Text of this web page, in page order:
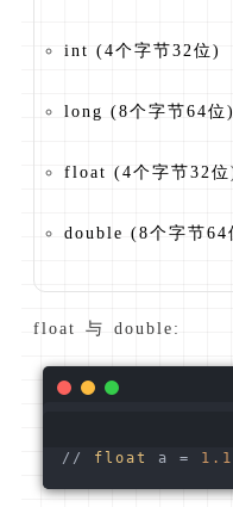
int (4个字节32位)
long (8个字节64位)
float (4个字节32位
double (8个字节64
float 与 double:
// float a = 1.1